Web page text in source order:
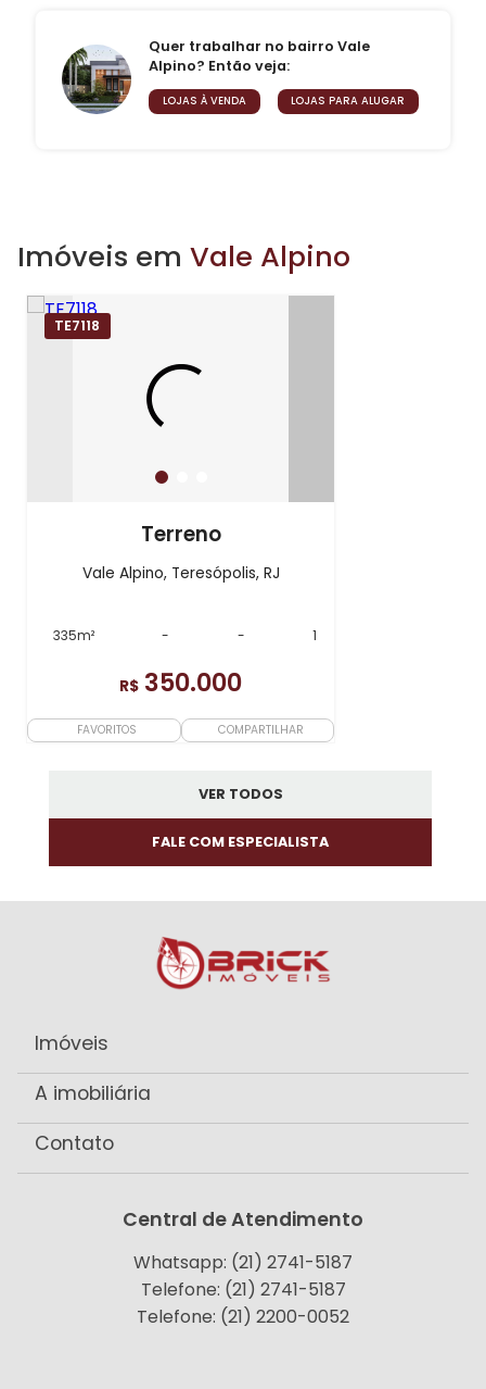
Quer trabalhar no bairro Vale
Alpino? Então veja:
LOJAS À VENDA LOJAS PARA ALUGAR
Imóveis em Vale Alpino
TE7118
Terreno
Vale Alpino, Teresópolis, RJ
335m² - - 1
R$ 350.000
FAVORITOS COMPARTILHAR
VER TODOS
FALE COM ESPECIALISTA
Imóveis
A imobiliária
Contato
Central de Atendimento
Whatsapp: (21) 2741-5187
Telefone: (21) 2741-5187
Telefone: (21) 2200-0052